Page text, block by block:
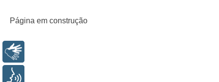
Página em construção